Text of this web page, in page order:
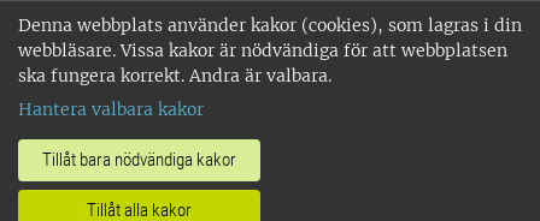
Denna webbplats använder kakor (cookies), som lagras i din
webbläsare. Vissa kakor är nödvändiga för att webbplatsen
ska fungera korrekt. Andra är valbara.
Hantera valbara kakor
Tillåt bara nödvändiga kakor
Tillåt alla kakor
verksamhet över hela Sverige. Huvudorter är
Alnarp, Uppsala och Umeå.SLU är
miljöcertifierat enligt ISO 14001. •
018-67 10 00 • Org nr: 202100-2817 •
Om SLU:s webbplatser
•Hantera kakor•Behandling av
personuppgifter